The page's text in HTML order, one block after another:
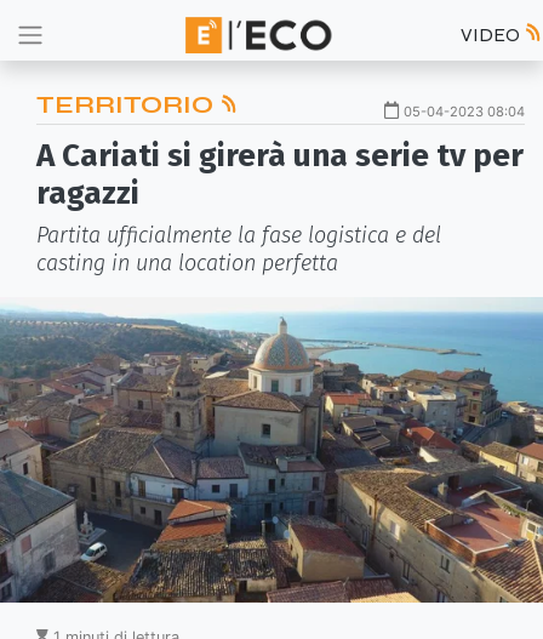
VIDEO
TERRITORIO 05-04-2023 08:04
A Cariati si girerà una serie tv per
ragazzi
Partita ufficialmente la fase logistica e del
casting in una location perfetta